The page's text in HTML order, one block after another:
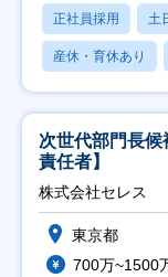
正社員採用 土
産休・育休あり
次世代部門長
責任者】
株式会社セレス
東京都
700万~1500